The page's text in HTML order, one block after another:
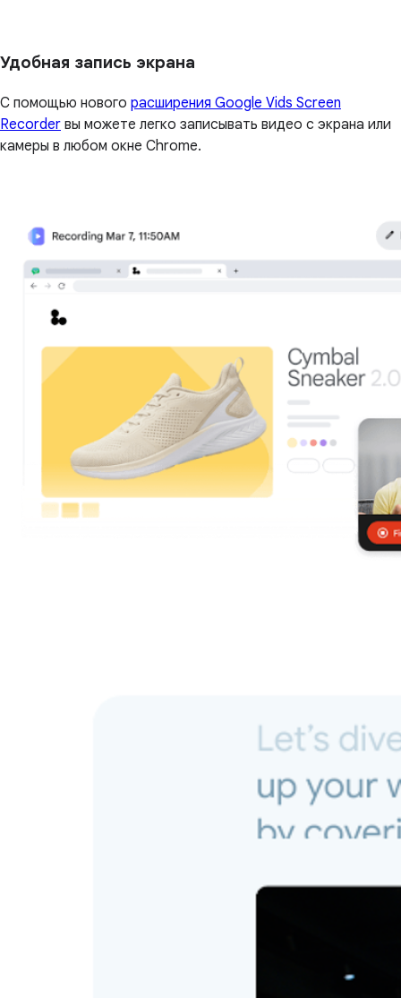
Удобная запись экрана
С помощью нового расширения Google Vids Screen
Recorder вы можете легко записывать видео с экрана или
камеры в любом окне Chrome.